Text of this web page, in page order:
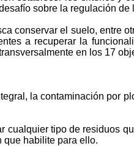
sobre la regulación de
conservar el suelo, entre
a recuperar la
en los 17
la contaminación por
cualquier tipo de residuos
que habilite para ello.